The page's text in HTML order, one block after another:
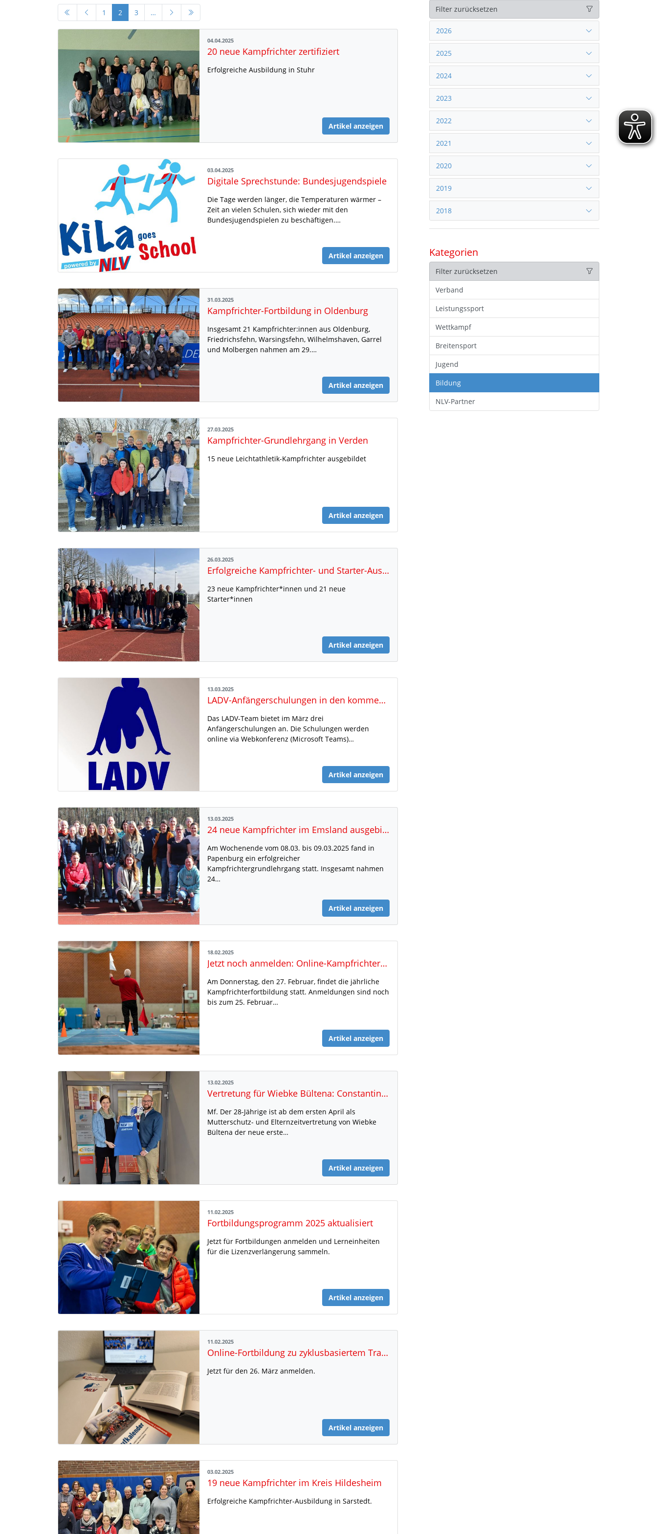
1 2 3 …
04.04.2025
20 neue Kampfrichter zertifiziert
Erfolgreiche Ausbildung in Stuhr
Artikel anzeigen
03.04.2025
Digitale Sprechstunde: Bundesjugendspiele
Die Tage werden länger, die Temperaturen wärmer –
Zeit an vielen Schulen, sich wieder mit den
Bundesjugendspielen zu beschäftigen.…
Artikel anzeigen
31.03.2025
Kampfrichter-Fortbildung in Oldenburg
Insgesamt 21 Kampfrichter:innen aus Oldenburg,
Friedrichsfehn, Warsingsfehn, Wilhelmshaven, Garrel
und Molbergen nahmen am 29.…
Artikel anzeigen
27.03.2025
Kampfrichter-Grundlehrgang in Verden
15 neue Leichtathletik-Kampfrichter ausgebildet
Artikel anzeigen
26.03.2025
Erfolgreiche Kampfrichter- und Starter-Ausbildung in Cloppenburg
23 neue Kampfrichter*innen und 21 neue
Starter*innen
Artikel anzeigen
13.03.2025
LADV-Anfängerschulungen in den kommenden Tagen
Das LADV-Team bietet im März drei
Anfängerschulungen an. Die Schulungen werden
online via Webkonferenz (Microsoft Teams)…
Artikel anzeigen
13.03.2025
24 neue Kampfrichter im Emsland ausgebildet
Am Wochenende vom 08.03. bis 09.03.2025 fand in
Papenburg ein erfolgreicher
Kampfrichtergrundlehrgang statt. Insgesamt nahmen
24…
Artikel anzeigen
18.02.2025
Jetzt noch anmelden: Online-Kampfrichterfortbildung am 27. Februar
Am Donnerstag, den 27. Februar, findet die jährliche
Kampfrichterfortbildung statt. Anmeldungen sind noch
bis zum 25. Februar…
Artikel anzeigen
13.02.2025
Vertretung für Wiebke Bültena: Constantin Ewers übernimmt
Mf. Der 28-Jährige ist ab dem ersten April als
Mutterschutz- und Elternzeitvertretung von Wiebke
Bültena der neue erste…
Artikel anzeigen
11.02.2025
Fortbildungsprogramm 2025 aktualisiert
Jetzt für Fortbildungen anmelden und Lerneinheiten
für die Lizenzverlängerung sammeln.
Artikel anzeigen
11.02.2025
Online-Fortbildung zu zyklusbasiertem Training
Jetzt für den 26. März anmelden.
Artikel anzeigen
03.02.2025
19 neue Kampfrichter im Kreis Hildesheim
Erfolgreiche Kampfrichter-Ausbildung in Sarstedt.
Filter zurücksetzen
2026
2025
2024
2023
2022
2021
2020
2019
2018
Kategorien
Filter zurücksetzen
Verband
Leistungssport
Wettkampf
Breitensport
Jugend
Bildung
NLV-Partner